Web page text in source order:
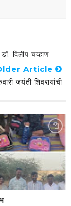
दिलीप चव्हाण
Article
जयंती शिवरायांची